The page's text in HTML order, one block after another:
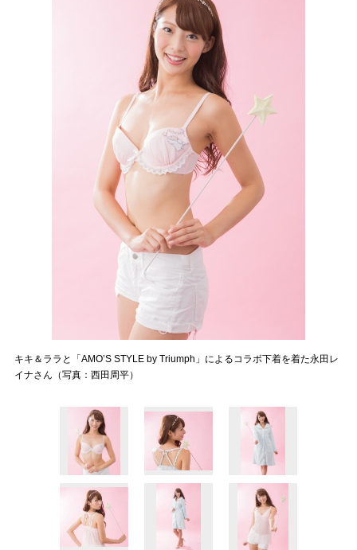
キキ＆ララと「AMO’S STYLE by Triumph」によるコラボ下着を着た永田レ
イナさん（写真：西田周平）